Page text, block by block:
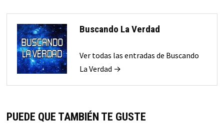
Buscando La Verdad
Ver todas las entradas de Buscando
La Verdad →
PUEDE QUE TAMBIÉN TE GUSTE